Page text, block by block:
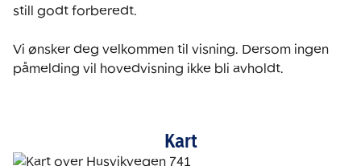
still godt forberedt.
Vi ønsker deg velkommen til visning. Dersom ingen
påmelding vil hovedvisning ikke bli avholdt.
Kart